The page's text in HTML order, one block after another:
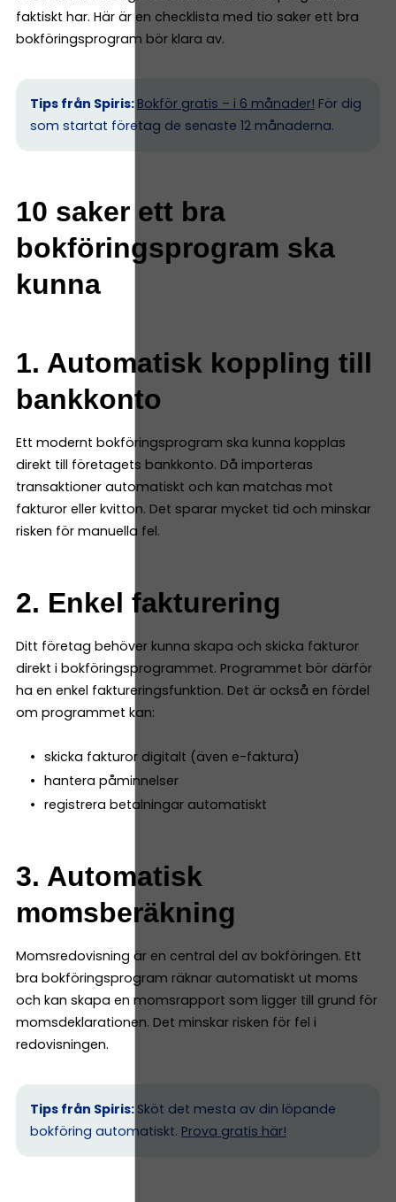
faktiskt har. Här är en checklista med tio saker ett bra
bokföringsprogram bör klara av.
Tips från Spiris: Bokför gratis – i 6 månader! För dig
som startat företag de senaste 12 månaderna.
10 saker ett bra
bokföringsprogram ska
kunna
1. Automatisk koppling till
bankkonto
Ett modernt bokföringsprogram ska kunna kopplas
direkt till företagets bankkonto. Då importeras
transaktioner automatiskt och kan matchas mot
fakturor eller kvitton. Det sparar mycket tid och minskar
risken för manuella fel.
2. Enkel fakturering
Ditt företag behöver kunna skapa och skicka fakturor
direkt i bokföringsprogrammet. Programmet bör därför
ha en enkel faktureringsfunktion. Det är också en fördel
om programmet kan:
skicka fakturor digitalt (även e-faktura)
hantera påminnelser
registrera betalningar automatiskt
3. Automatisk
momsberäkning
Momsredovisning är en central del av bokföringen. Ett
bra bokföringsprogram räknar automatiskt ut moms
och kan skapa en momsrapport som ligger till grund för
momsdeklarationen. Det minskar risken för fel i
redovisningen.
Tips från Spiris: Sköt det mesta av din löpande
bokföring automatiskt. Prova gratis här!